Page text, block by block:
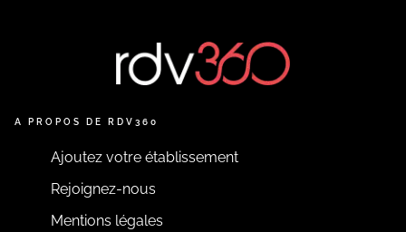
A PROPOS DE RDV360
Ajoutez votre établissement
Rejoignez-nous
Mentions légales